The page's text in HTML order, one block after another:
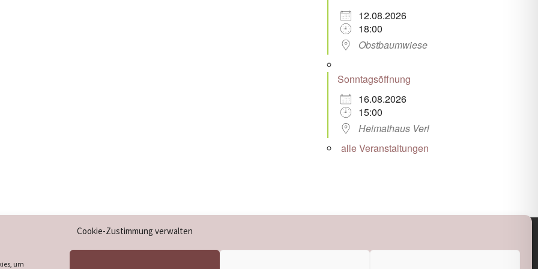
Cookie-Zustimmung verwalten
um
12.08.2026
18:00
Obstbaumwiese
Sonntagsöffnung
16.08.2026
15:00
Heimathaus Verl
alle Veranstaltungen